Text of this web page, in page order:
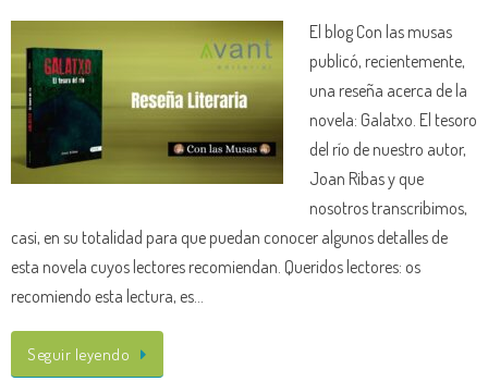
El blog Con las musas
publicó, recientemente,
una reseña acerca de la
novela: Galatxo. El tesoro
del río de nuestro autor,
Joan Ribas y que
nosotros transcribimos,
casi, en su totalidad para que puedan conocer algunos detalles de
esta novela cuyos lectores recomiendan. Queridos lectores: os
recomiendo esta lectura, es…
Seguir leyendo